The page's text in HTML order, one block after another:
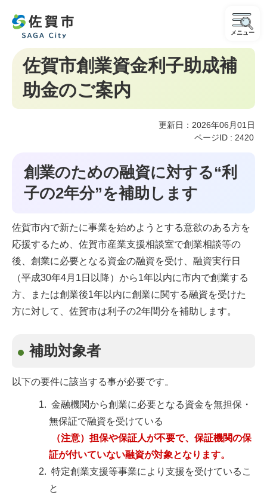
メニュー
佐賀市創業資金利子助成補
助金のご案内
更新日：2026年06月01日
ページID : 2420
創業のための融資に対する“利
子の2年分”を補助します
佐賀市内で新たに事業を始めようとする意欲のある方を
応援するため、佐賀市産業支援相談室で創業相談等の
後、創業に必要となる資金の融資を受け、融資実行日
（平成30年4月1日以降）から1年以内に市内で創業する
方、または創業後1年以内に創業に関する融資を受けた
方に対して、佐賀市は利子の2年間分を補助します。
補助対象者
以下の要件に該当する事が必要です。
金融機関から創業に必要となる資金を無担保・
無保証で融資を受けている
（注意）担保や保証人が不要で、保証機関の保
証が付いていない融資が対象となります。
特定創業支援等事業により支援を受けているこ
と